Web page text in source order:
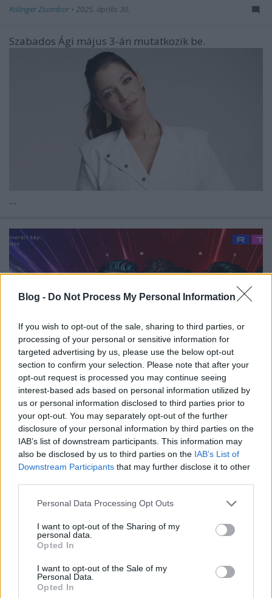
Blog - Do Not Process My Personal Information
If you wish to opt-out of the sale, sharing to third parties, or
processing of your personal or sensitive information for
targeted advertising by us, please use the below opt-out
section to confirm your selection. Please note that after your
opt-out request is processed you may continue seeing
interest-based ads based on personal information utilized by
us or personal information disclosed to third parties prior to
your opt-out. You may separately opt-out of the further
disclosure of your personal information by third parties on the
IAB’s list of downstream participants. This information may
also be disclosed by us to third parties on the IAB’s List of
Downstream Participants that may further disclose it to other
Please note that this website/app uses one or more Google
not limited to your visit or usage behaviour. You may click to
grant or deny consent to Google and its third-party tags to
use your data for below specified purposes in below Google
consent section.
Personal Data Processing Opt Outs
I want to opt-out of the Sharing of my
personal data.
Opted In
I want to opt-out of the Sale of my
Personal Data.
Opted In
Kólinger Zsombor • 2025. április 30.
Szabados Ági május 3-án mutatkozik be.
...
Teljes az X-faktor 2024-es
mentorcsapata, Tóth Andi az új női
ítész
ReklámInvázió•2024. április 22.
Most már csak az a kérdés, ki lesz a műsorvezető.